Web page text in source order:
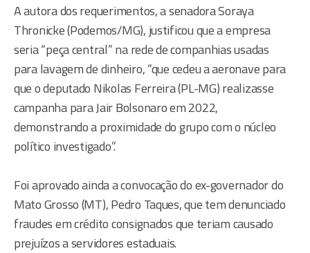
A autora dos requerimentos, a senadora Soraya
Thronicke (Podemos/MG), justificou que a empresa
seria “peça central” na rede de companhias usadas
para lavagem de dinheiro, “que cedeu a aeronave para
que o deputado Nikolas Ferreira (PL-MG) realizasse
campanha para Jair Bolsonaro em 2022,
demonstrando a proximidade do grupo com o núcleo
político investigado”.
Foi aprovado ainda a convocação do ex-governador do
Mato Grosso (MT), Pedro Taques, que tem denunciado
fraudes em crédito consignados que teriam causado
prejuízos a servidores estaduais.